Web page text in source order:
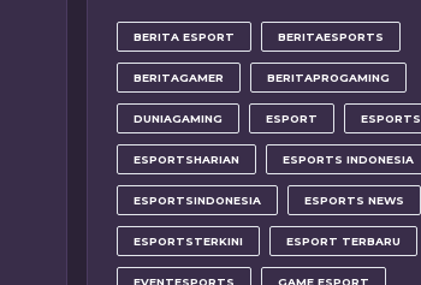
BERITA ESPORT BERITAESPORTS
BERITAGAMER BERITAPROGAMING
DUNIAGAMING ESPORT ESPORTS
ESPORTSHARIAN ESPORTS INDONESIA
ESPORTSINDONESIA ESPORTS NEWS
ESPORTSTERKINI ESPORT TERBARU
EVENTESPORTS GAME ESPORT